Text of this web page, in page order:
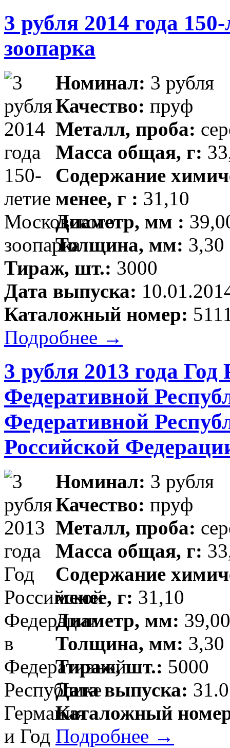
3 рубля 2014 года
зоопарка
Номинал: 3 рубля
Качество: пруф
Металл, проба:
Масса общая, г:
Содержание
менее, г : 31,10
Диаметр, мм :
Толщина, мм:
Тираж, шт.: 3000
Дата выпуска:
Каталожный номер:
Подробнее →
3 рубля 2013 года
Федеративной
Федеративной
Российской
Номинал: 3 рубля
Качество: пруф
Металл, проба:
Масса общая, г:
Содержание
менее, г: 31,10
Диаметр, мм:
Толщина, мм:
Тираж, шт.: 5000
Дата выпуска:
Каталожный
Подробнее →